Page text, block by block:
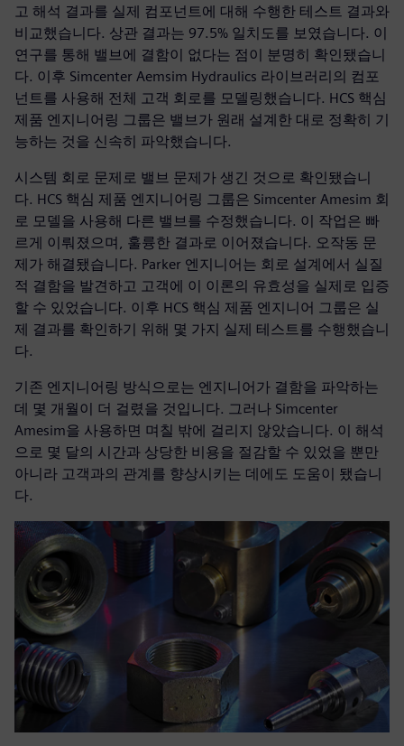
고 해석 결과를 실제 컴포넌트에 대해 수행한 테스트 결과와
비교했습니다. 상관 결과는 97.5% 일치도를 보였습니다. 이
연구를 통해 밸브에 결함이 없다는 점이 분명히 확인됐습니
다. 이후 Simcenter Aemsim Hydraulics 라이브러리의 컴포
넌트를 사용해 전체 고객 회로를 모델링했습니다. HCS 핵심
제품 엔지니어링 그룹은 밸브가 원래 설계한 대로 정확히 기
능하는 것을 신속히 파악했습니다.
시스템 회로 문제로 밸브 문제가 생긴 것으로 확인됐습니
다. HCS 핵심 제품 엔지니어링 그룹은 Simcenter Amesim 회
로 모델을 사용해 다른 밸브를 수정했습니다. 이 작업은 빠
르게 이뤄졌으며, 훌륭한 결과로 이어졌습니다. 오작동 문
제가 해결됐습니다. Parker 엔지니어는 회로 설계에서 실질
적 결함을 발견하고 고객에 이 이론의 유효성을 실제로 입증
할 수 있었습니다. 이후 HCS 핵심 제품 엔지니어 그룹은 실
제 결과를 확인하기 위해 몇 가지 실제 테스트를 수행했습니
다.
기존 엔지니어링 방식으로는 엔지니어가 결함을 파악하는
데 몇 개월이 더 걸렸을 것입니다. 그러나 Simcenter
Amesim을 사용하면 며칠 밖에 걸리지 않았습니다. 이 해석
으로 몇 달의 시간과 상당한 비용을 절감할 수 있었을 뿐만
아니라 고객과의 관계를 향상시키는 데에도 도움이 됐습니
다.